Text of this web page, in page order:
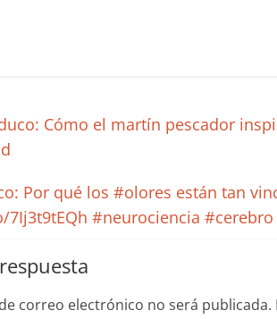
Cómo el martín pescador
Por qué los #olores están tan
7Ij3t9tEQh #neurociencia #cerebro
correo electrónico no será publicada.